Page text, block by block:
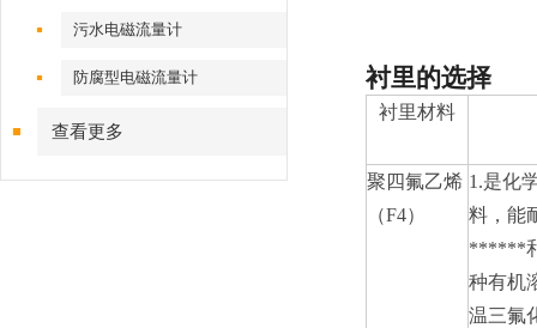
污水电磁流量计
防腐型电磁流量计
查看更多
衬里的选择
衬里材料
聚四氟乙烯
（F4）
1.是化
料，能
******
种有机
温三氟